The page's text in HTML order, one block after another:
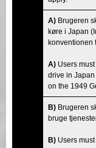
A) Brugeren
køre i Japan
konventionen
A) Users
drive in
on the 1949
B) Brugeren
bruge
B) Users